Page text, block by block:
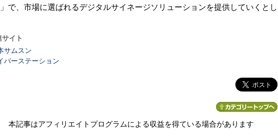
で、市場に選ばれるデジタルサイネージソリューションを提供していくとし
イト
サムスン
バーステーション
本記事はアフィリエイトプログラムによる収益を得ている場合があります